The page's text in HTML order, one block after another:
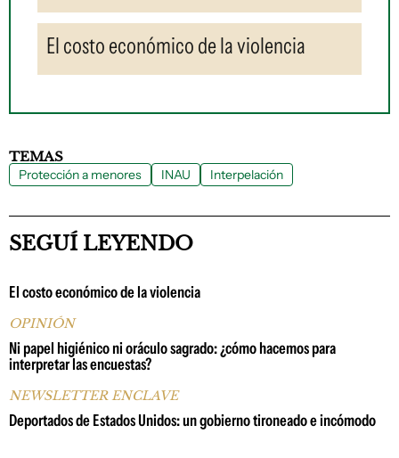
El costo económico de la violencia
TEMAS
Protección a menores INAU Interpelación
SEGUÍ LEYENDO
El costo económico de la violencia
OPINIÓN
Ni papel higiénico ni oráculo sagrado: ¿cómo hacemos para
interpretar las encuestas?
NEWSLETTER ENCLAVE
Deportados de Estados Unidos: un gobierno tironeado e incómodo